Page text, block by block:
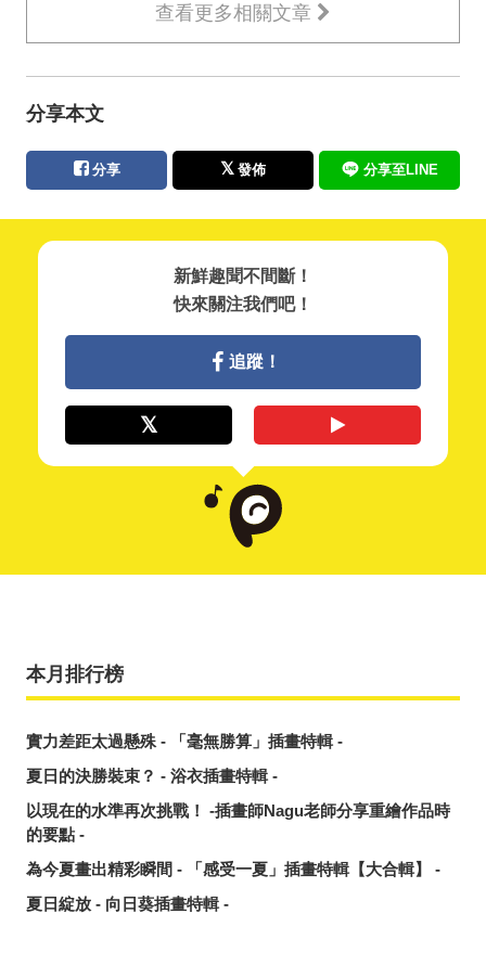
查看更多相關文章
分享本文
分享 發佈 分享至LINE
新鮮趣聞不間斷！
快來關注我們吧！
追蹤！
本月排行榜
實力差距太過懸殊 - 「毫無勝算」插畫特輯 -
夏日的決勝裝束？ - 浴衣插畫特輯 -
以現在的水準再次挑戰！ -插畫師Nagu老師分享重繪作品時
的要點 -
為今夏畫出精彩瞬間 - 「感受一夏」插畫特輯【大合輯】 -
夏日綻放 - 向日葵插畫特輯 -